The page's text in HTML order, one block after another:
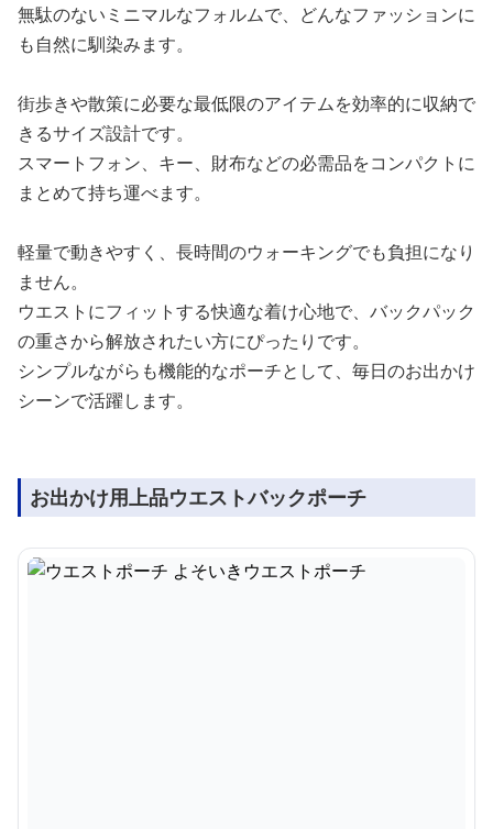
無駄のないミニマルなフォルムで、どんなファッションに
も自然に馴染みます。
街歩きや散策に必要な最低限のアイテムを効率的に収納で
きるサイズ設計です。
スマートフォン、キー、財布などの必需品をコンパクトに
まとめて持ち運べます。
軽量で動きやすく、長時間のウォーキングでも負担になり
ません。
ウエストにフィットする快適な着け心地で、バックパック
の重さから解放されたい方にぴったりです。
シンプルながらも機能的なポーチとして、毎日のお出かけ
シーンで活躍します。
お出かけ用上品ウエストバックポーチ